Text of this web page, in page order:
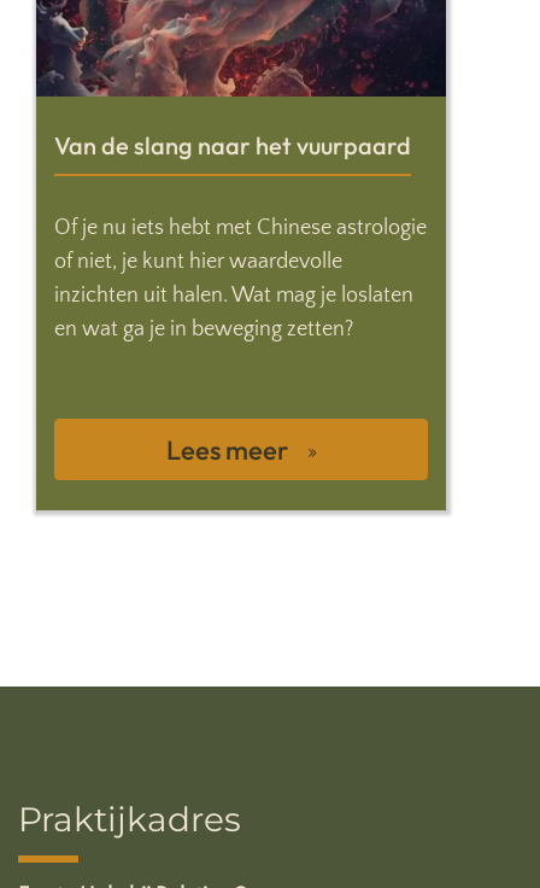
Van de slang naar het vuurpaard
Of je nu iets hebt met Chinese astrologie
of niet, je kunt hier waardevolle
inzichten uit halen. Wat mag je loslaten
en wat ga je in beweging zetten?
Lees meer
Praktijkadres